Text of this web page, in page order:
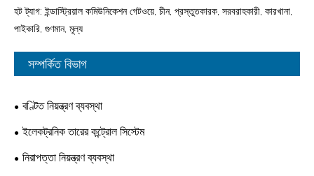
হট ট্যাগ: ইন্ডাস্ট্রিয়াল কমিউনিকেশন গেটওয়ে, চীন, প্রস্তুতকারক, সরবরাহকারী, কারখানা,
পাইকারি, গুণমান, মূল্য
সম্পর্কিত বিভাগ
বণ্টিত নিয়ন্ত্রণ ব্যবস্থা
ইলেকট্রনিক তারের কন্ট্রোল সিস্টেম
নিরাপত্তা নিয়ন্ত্রণ ব্যবস্থা